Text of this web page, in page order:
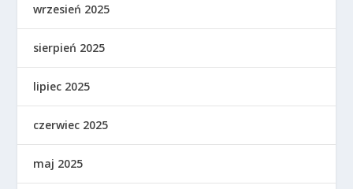
wrzesień 2025
sierpień 2025
lipiec 2025
czerwiec 2025
maj 2025